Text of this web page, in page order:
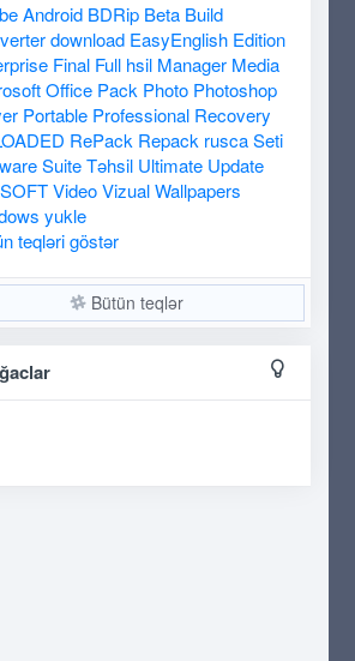
Android BDRip Beta Build
download EasyEnglish Edition
Final Full hsil Manager Media
Office Pack Photo Photoshop
Portable Professional Recovery
RePack Repack rusca Seti
Suite Təhsil Ultimate Update
Video Vizual Wallpapers
yukle
teqləri göstər
Bütün teqlər